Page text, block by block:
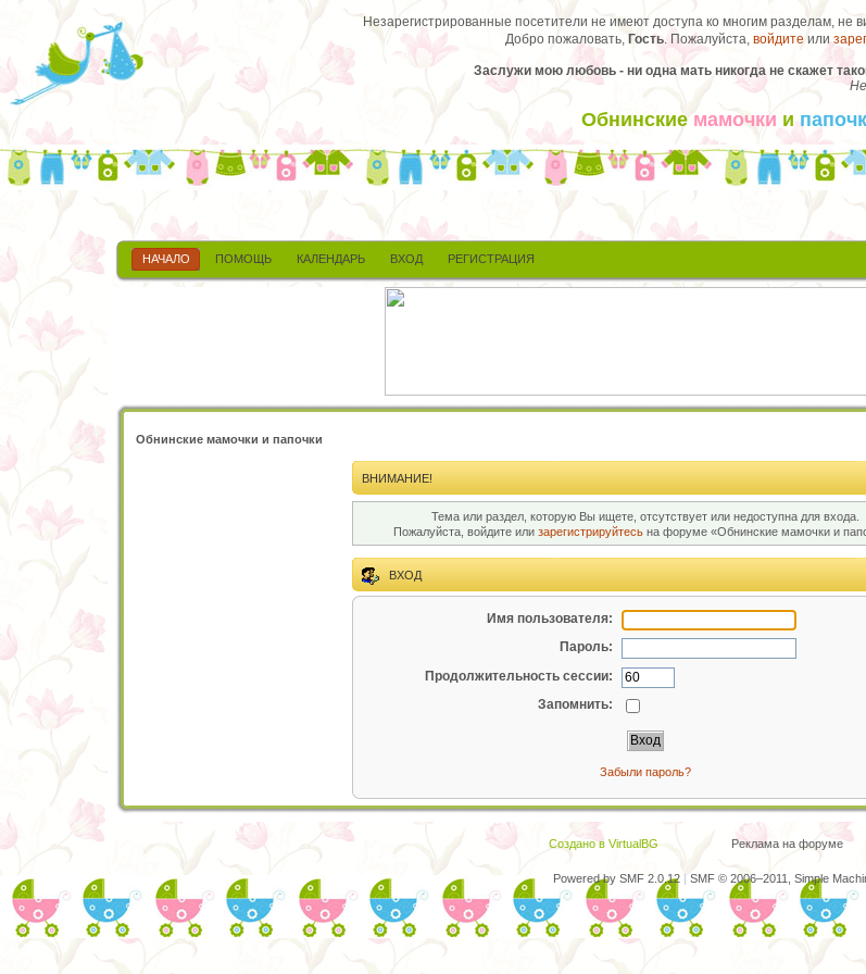
Незарегистрированные посетители не имеют доступа ко многим разделам, не
Добро пожаловать, Гость. Пожалуйста, войдите или
Заслужи мою любовь - ни одна мать никогда не скажет
Обнинские мамочки и
НАЧАЛО ПОМОЩЬ КАЛЕНДАРЬ ВХОД РЕГИСТРАЦИЯ
Обнинские мамочки и папочки
ВНИМАНИЕ!
Тема или раздел, которую Вы ищете, отсутствует или недоступна для входа.
Пожалуйста, войдите или зарегистрируйтесь на форуме «Обнинские мамочки и
ВХОД
Имя пользователя:
Пароль:
Продолжительность сессии:
Запомнить:
Забыли пароль?
Создано в VirtualBG Реклама на форуме
Powered by SMF 2.0.12| SMF © 2006–2011, Simple